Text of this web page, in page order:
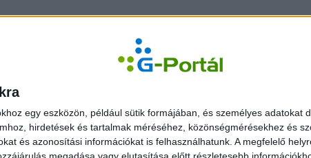
egy eszközön, például sütik formájában, és személyes adatokat
hirdetések és tartalmak méréséhez, közönségmérésekhez és
és azonosítási információkat is felhasználhatunk. A megfelelő